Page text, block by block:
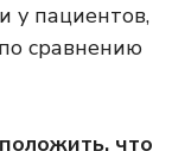
у пациентов,
сравнению
что